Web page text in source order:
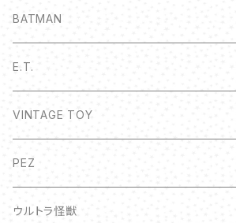
BATMAN
E.T.
VINTAGE TOY
ボトルキャップ
PEZ
ウルトラ怪獣